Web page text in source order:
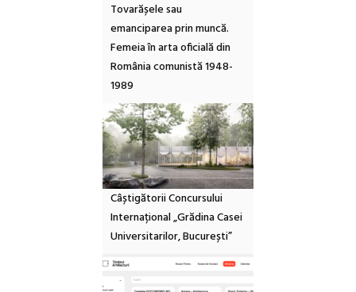
Tovarășele sau
emanciparea prin muncă.
Femeia în arta oficială din
România comunistă 1948-
1989
Câștigătorii Concursului
Internațional „Grădina Casei
Universitarilor, București”